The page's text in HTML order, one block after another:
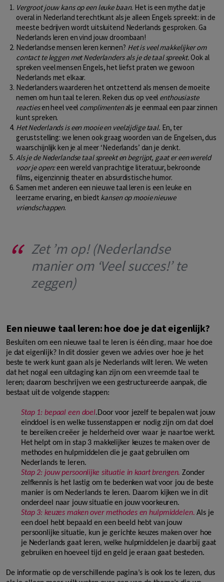
Vergroot jouw kans op een leuke baan. Het is een mythe dat je
overal in Nederland terechtkunt als je alleen Engels spreekt: in de
meeste bedrijven wordt uitsluitend Nederlands gesproken. Ga
Nederlands leren en vind jouw droombaan!
Nederlandse mensen leren kennen? Het is veel makkelijker om
contact te leggen met Nederlanders als je de taal spreekt.Ook al
spreken veel mensen Engels, het liefst praten we gewoon
Nederlands met elkaar.
Nederlanders waarderen het ontzettend als mensen de moeite
nemen om hun taal te leren. Reken dus op veel enthousiaste
reactiesen heel veel complimentenals je eenmaal een paar zinnen
kunt spreken.
Het Nederlands is een mooie en veelzijdige taal. En, ter
geruststelling: we lenen ook graag woorden van de Engelsen, dus
waarschijnlijk ken je al meer ‘Nederlands’ dan je denkt.
Als je de Nederlandse taal spreekt en begrijpt, gaat er een wereld
voor je open:een wereld van prachtige literatuur, bekroonde
films, eigenzinnig theater en absurdistische humor.
Samen met anderen een nieuwe taal leren is een leuke en
leerzame ervaring, en biedt kansen op mooie nieuwe
vriendschappen.
Zet ’m op! (Nederlandse
manier om ‘Veel succes!’ te
zeggen)
Een nieuwe taal leren: hoe doe je dat eigenlijk?
Besluiten om een nieuwe taal te leren is één ding, maar hoe doe
je dat eigenlijk? In dit dossier geven we advies over hoe je het
beste te werk kunt gaan als je Nederlands wilt leren. We weten
dat het nogal een uitdaging kan zijn om een vreemde taal te
leren; daarom beschrijven we een gestructureerde aanpak, die
bestaat uit de volgende stappen:
Stap 1: bepaal een doel.Door voor jezelf te bepalen wat jouw
einddoel is en welke tussenstappen er nodig zijn om dat doel
te bereiken creëer je helderheid over waar je naartoe werkt.
Het helpt om in stap 3 makkelijker keuzes te maken over de
methodes en hulpmiddelen die je gaat gebruiken om
Nederlands te leren.
Stap 2: jouw persoonlijke situatie in kaart brengen. Zonder
zelfkennis is het lastig om te bedenken wat voor jou de beste
manier is om Nederlands te leren. Daarom kijken we in dit
onderdeel naar jouw situatie en jouw voorkeuren.
Stap 3: keuzes maken over methodes en hulpmiddelen. Als je
een doel hebt bepaald en een beeld hebt van jouw
persoonlijke situatie, kun je gerichte keuzes maken over hoe
je Nederlands gaat leren, welke hulpmiddelen je daarbij gaat
gebruiken en hoeveel tijd en geld je eraan gaat besteden.
De informatie op de verschillende pagina’s is ook los te lezen, dus